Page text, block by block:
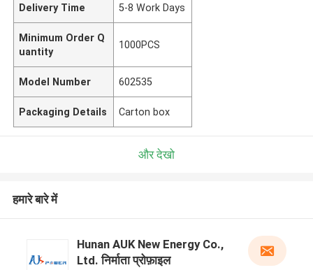
Delivery Time 5-8 Work Days
Minimum Order Q
uantity
1000PCS
Model Number 602535
Packaging Details Carton box
और देखो
हमारे बारे में
Hunan AUK New Energy Co.,
Ltd. निर्माता प्रोफ़ाइल